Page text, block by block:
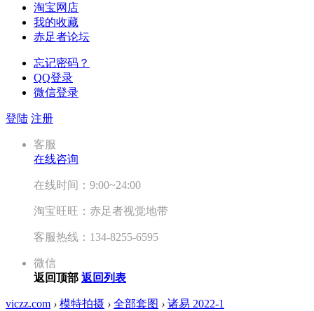
淘宝网店
我的收藏
赤足者论坛
忘记密码？
QQ登录
微信登录
登陆 注册
客服
在线咨询
在线时间：9:00~24:00
淘宝旺旺：赤足者视觉地带
客服热线：134-8255-6595
微信
返回顶部 返回列表
viczz.com › 模特拍摄 › 全部套图 › 诸易 2022-1